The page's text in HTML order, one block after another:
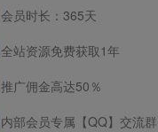
会员时长：365天
全站资源免费获取1年
推广佣金高达50％
内部会员专属【QQ】交流群